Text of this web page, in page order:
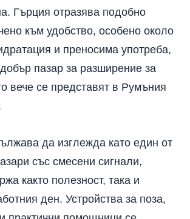
Гърция отразява подобно
към удобство, особено около
и преносима употреба,
пазар за разширение за
вече се представят в Румъния
да изглежда като един от
със смесени сигнали,
както полезност, така и
ден. Устройства за поза,